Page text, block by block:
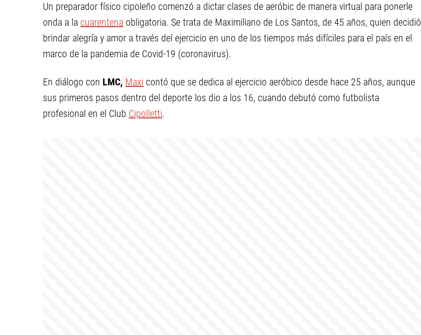
Un preparador físico cipoleño comenzó a dictar clases de aeróbic de manera virtual para ponerle
onda a la cuarentena obligatoria. Se trata de Maximiliano de Los Santos, de 45 años, quien decidió
brindar alegría y amor a través del ejercicio en uno de los tiempos más difíciles para el país en el
marco de la pandemia de Covid-19 (coronavirus).
En diálogo con LMC, Maxi contó que se dedica al ejercicio aeróbico desde hace 25 años, aunque
sus primeros pasos dentro del deporte los dio a los 16, cuando debutó como futbolista
profesional en el Club Cipolletti.